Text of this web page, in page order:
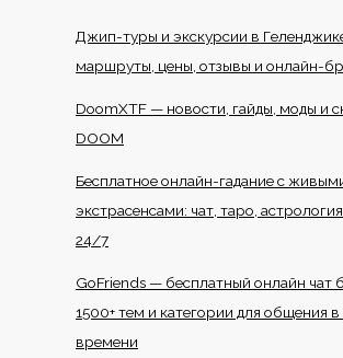
Джип-туры и экскурсии в
маршруты, цены, отзывы и онлайн-
DoomXTF — новости, гайды, моды и
DOOM
Бесплатное онлайн-гадание с
экстрасенсами: чат, таро,
24/7
GoFriends — бесплатный онлайн чат
1500+ тем и категории для общения
времени